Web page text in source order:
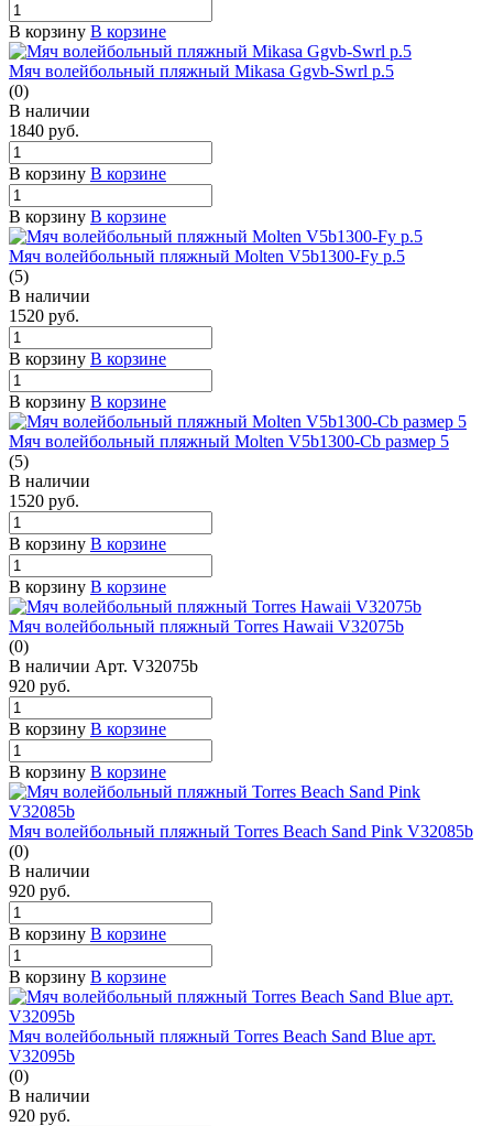
В корзину В корзине
Мяч волейбольный пляжный Mikasa Ggvb-Swrl р.5
(0)
В наличии
1840 руб.
В корзину В корзине
В корзину В корзине
Мяч волейбольный пляжный Molten V5b1300-Fy р.5
(5)
В наличии
1520 руб.
В корзину В корзине
В корзину В корзине
Мяч волейбольный пляжный Molten V5b1300-Cb размер 5
(5)
В наличии
1520 руб.
В корзину В корзине
В корзину В корзине
Мяч волейбольный пляжный Torres Hawaii V32075b
(0)
В наличии Арт. V32075b
920 руб.
В корзину В корзине
В корзину В корзине
Мяч волейбольный пляжный Torres Beach Sand Pink V32085b
(0)
В наличии
920 руб.
В корзину В корзине
В корзину В корзине
Мяч волейбольный пляжный Torres Beach Sand Blue арт.
V32095b
(0)
В наличии
920 руб.